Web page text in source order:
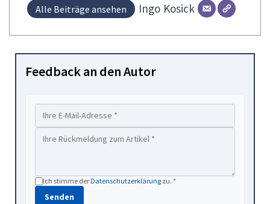
Alle Beiträge ansehen Ingo Kosick
Feedback an den Autor
Ich stimme derDatenschutzerklärung zu. *
Senden